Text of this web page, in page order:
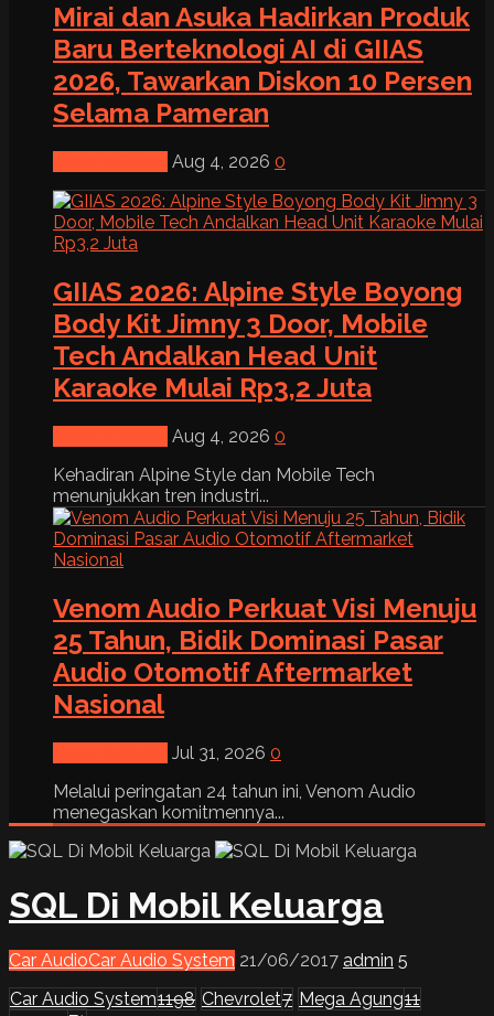
Mirai dan Asuka Hadirkan Produk
Baru Berteknologi AI di GIIAS
2026, Tawarkan Diskon 10 Persen
Selama Pameran
Aug 4, 2026 0
GIIAS 2026: Alpine Style Boyong
Body Kit Jimny 3 Door, Mobile
Tech Andalkan Head Unit
Karaoke Mulai Rp3,2 Juta
Aug 4, 2026 0
Kehadiran Alpine Style dan Mobile Tech
menunjukkan tren industri...
Venom Audio Perkuat Visi Menuju
25 Tahun, Bidik Dominasi Pasar
Audio Otomotif Aftermarket
Nasional
Jul 31, 2026 0
Melalui peringatan 24 tahun ini, Venom Audio
menegaskan komitmennya...
SQL Di Mobil Keluarga
Car AudioCar Audio System 21/06/2017 admin 5
Car Audio System1198 Chevrolet7 Mega Agung11